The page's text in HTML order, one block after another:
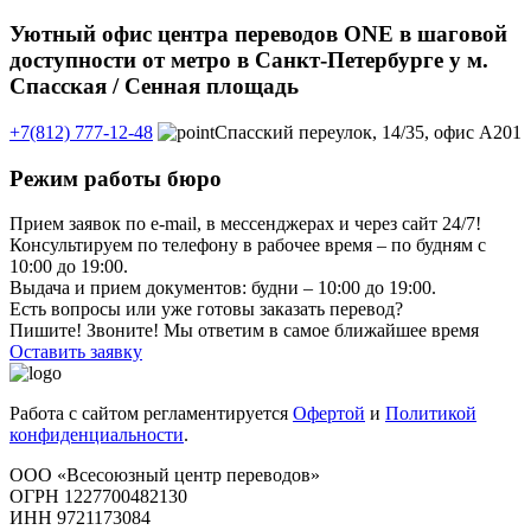
Уютный офис центра переводов ONE в шаговой
доступности от метро в Санкт-Петербурге у м.
Спасская / Сенная площадь
+7(812) 777-12-48 Спасский переулок, 14/35, офис А201
Режим работы бюро
Прием заявок по e-mail, в мессенджерах и через сайт 24/7!
Консультируем по телефону в рабочее время – по будням с
10:00 до 19:00.
Выдача и прием документов: будни – 10:00 до 19:00.
Есть вопросы или уже готовы заказать перевод?
Пишите! Звоните! Мы ответим в самое ближайшее время
Оставить заявку
Работа с сайтом регламентируется Офертой и Политикой
конфиденциальности.
ООО «Всесоюзный центр переводов»
ОГРН 1227700482130
ИНН 9721173084